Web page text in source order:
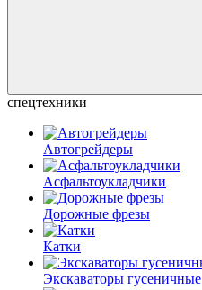
спецтехники
Автогрейдеры
Асфальто­укладчики
Дорожные фрезы
Катки
Экскаваторы гусеничные